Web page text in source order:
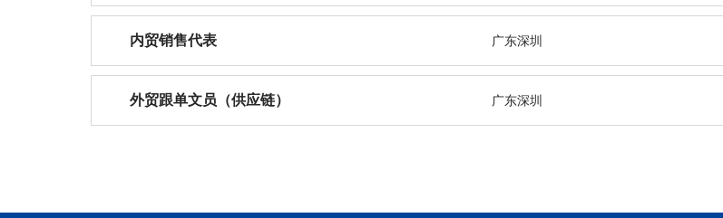
内贸销售代表 广东深圳
外贸跟单文员（供应链） 广东深圳